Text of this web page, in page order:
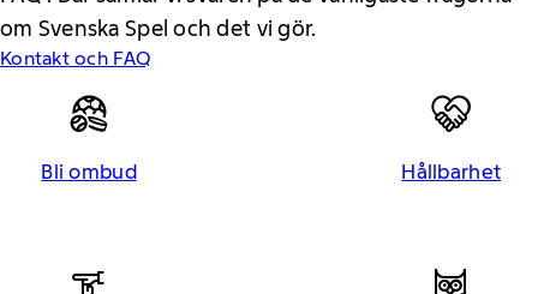
om Svenska Spel och det vi gör.
Kontakt och FAQ
Bli ombud Hållbarhet